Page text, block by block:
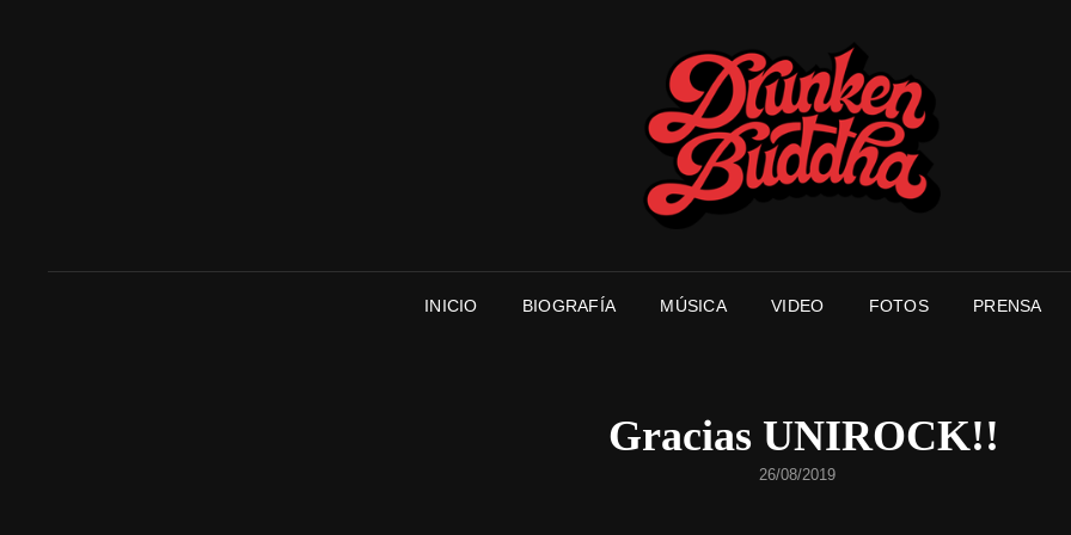
INICIO BIOGRAFÍA MÚSICA VIDEO FOTOS PRENSA
Gracias UNIROCK!!
PUBLICADO
26/08/2019